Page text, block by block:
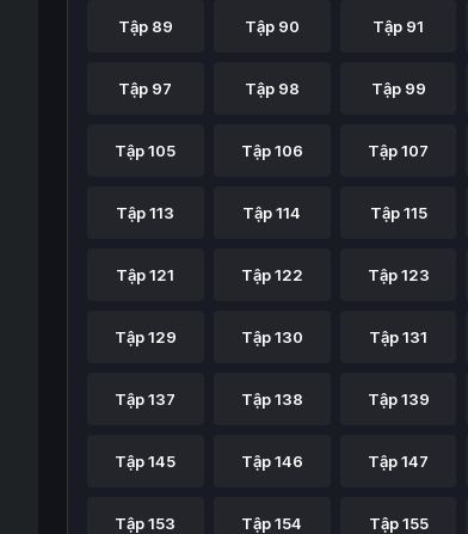
Tập 89 Tập 90 Tập 91
Tập 97 Tập 98 Tập 99
Tập 105 Tập 106 Tập 107
Tập 113 Tập 114 Tập 115
Tập 121 Tập 122 Tập 123
Tập 129 Tập 130 Tập 131
Tập 137 Tập 138 Tập 139
Tập 145 Tập 146 Tập 147
Tập 153 Tập 154 Tập 155